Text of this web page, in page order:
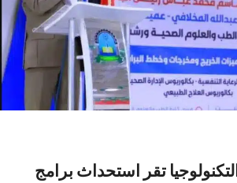
تقر استحداث برامج